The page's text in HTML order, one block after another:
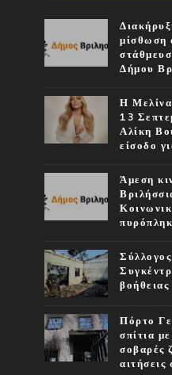
μίσθωση
Δήμου
Η
13
Αλίκη
είσοδο
Άμεση
βοήθειας
Πόρτο
σπίτια
σοβαρές